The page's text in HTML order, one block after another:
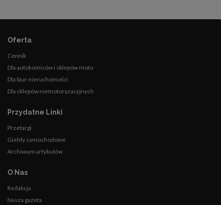
Oferta
Cennik
Dla autokomisów i sklepów moto
Dla biur nieruchomości
Dla sklepów niemotoryzacyjnych
Przydatne Linki
Przetargi
Giełdy samochodowe
Archiwum artykułów
O Nas
Redakcja
Nasza gazeta